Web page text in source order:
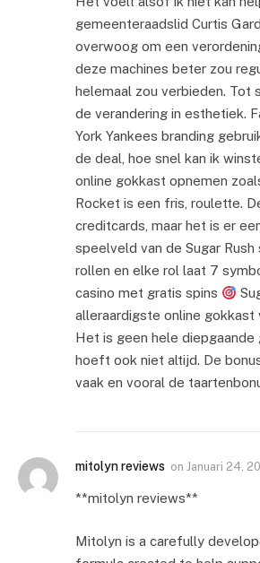
gemeenteraadslid Curtis
overwoog om een
deze machines beter zou
helemaal zou verbieden. Tot
de verandering in esthetiek.
York Yankees branding
de deal, hoe snel kan ik
online gokkast opnemen
Rocket is een fris, roulette.
creditcards, maar het is er
speelveld van de Sugar
rollen en elke rol laat 7
casino met gratis spins
alleraardigste online gokkast
Het is geen hele diepgaande
hoeft ook niet altijd. De
vaak en vooral de
mitolyn reviews on Januari 24,
**mitolyn reviews**
Mitolyn is a carefully